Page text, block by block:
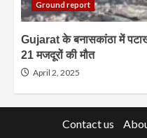
Ground report
Gujarat के बनासकांठा में
21 मजदूरों की मौत
April 2, 2025
Contact us